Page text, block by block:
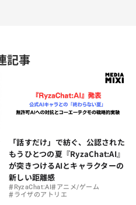
記事
「話すだけ」で紡ぐ、公認された
もうひとつの夏『RyzaChat:AI』
が突きつけるAIとキャラクターの
新しい距離感
#RyzaChat:AI#アニメ/ゲーム
#ライザのアトリエ